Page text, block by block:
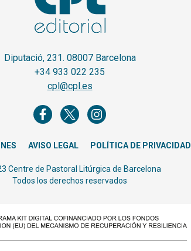
Diputació, 231. 08007 Barcelona
+34 933 022 235
cpl@cpl.es
AVISO LEGAL POLÍTICA DE PRIVACIDAD
Centre de Pastoral Litúrgica de Barcelona
Todos los derechos reservados